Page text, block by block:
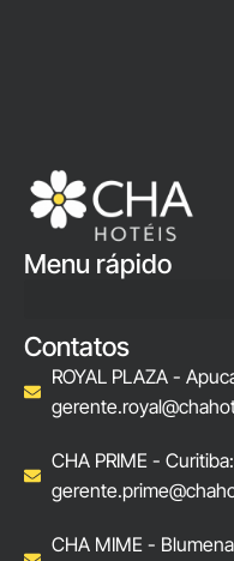
Menu rápido
Contatos
ROYAL PLAZA -
CHA PRIME - Curitiba:
CHA MIME -